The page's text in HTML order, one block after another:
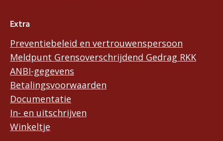
Extra
Preventiebeleid en vertrouwenspersoon
Meldpunt Grensoverschrijdend Gedrag RKK
ANBI-gegevens
Betalingsvoorwaarden
Documentatie
In- en uitschrijven
Winkeltje